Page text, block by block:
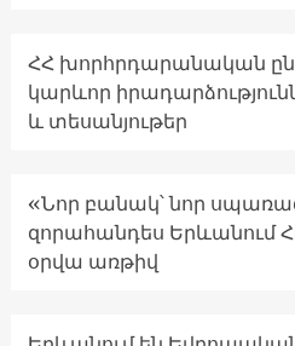
ՀՀ խորհրդարանական
կարևոր
և տեսանյութեր
«Նոր բանակ՝ նոր
զորահանդես Երևանում
օրվա առթիվ